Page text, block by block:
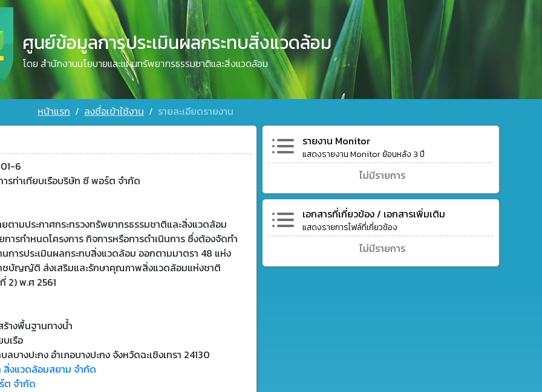
ศูนย์ข้อมูลการประเมินผลกระทบสิ่งแวดล้อม
โดย สำนักงานนโยบายและแผนทรัพยากรธรรมชาติและสิ่งแวดล้อม
หน้าแรก ลงชื่อเข้าใช้งาน รายละเอียดรายงาน
6
ารท่าเทียบเรือบริษัท ซี พอร์ต จำกัด
ยตามประกาศกระทรวงทรัพยากรธรรมชาติและสิ่งแวดล้อม
การกำหนดโครงการ กิจการหรือการดำเนินการ ซึ่งต้องจัดทำ
นการประเมินผลกระทบสิ่งแวดล้อม ออกตามมาตรา 48 แห่ง
ชบัญญัติ ส่งเสริมและรักษาคุณภาพสิ่งแวดล้อมแห่งชาติ
2) พ.ศ 2561
ร้างพื้นฐานทางน้ำ
บเรือ
ลบางปะกง อำเภอบางปะกง จังหวัดฉะเชิงเทรา 24130
สิ่งแวดล้อมสยาม จำกัด
ต จำกัด
รายงาน Monitor
แสดงรายงาน Monitor ย้อนหลัง 3 ปี
ไม่มีรายการ
เอกสารที่เกี่ยวข้อง / เอกสารเพิ่มเติม
แสดงรายการไฟล์ที่เกี่ยวช้อง
ไม่มีรายการ